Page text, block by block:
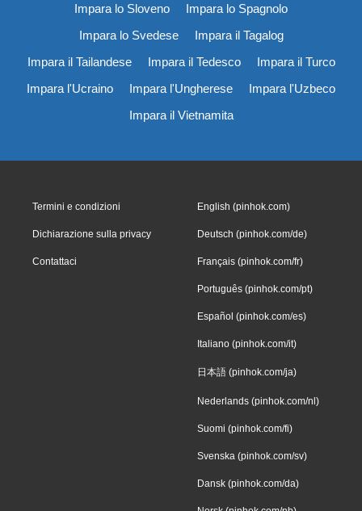
Impara lo Sloveno
Impara lo Spagnolo
Impara lo Svedese
Impara il Tagalog
Impara il Tailandese
Impara il Tedesco
Impara il Turco
Impara l'Ucraino
Impara l'Ungherese
Impara l'Uzbeco
Impara il Vietnamita
Termini e condizioni
Dichiarazione sulla privacy
Contattaci
English (pinhok.com)
Deutsch (pinhok.com/de)
Français (pinhok.com/fr)
Português (pinhok.com/pt)
Español (pinhok.com/es)
Italiano (pinhok.com/it)
日本語 (pinhok.com/ja)
Nederlands (pinhok.com/nl)
Suomi (pinhok.com/fi)
Svenska (pinhok.com/sv)
Dansk (pinhok.com/da)